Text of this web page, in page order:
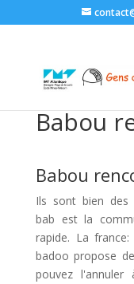
Babou
Babou
Ils sont bien des
bab est la
rapide. La
badoo propose
pouvez l'annuler